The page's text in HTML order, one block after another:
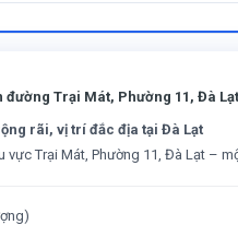
đường Trại Mát, Phường 11, Đà
rãi, vị trí đắc địa tại Đà Lạt
vực Trại Mát, Phường 11, Đà Lạt –